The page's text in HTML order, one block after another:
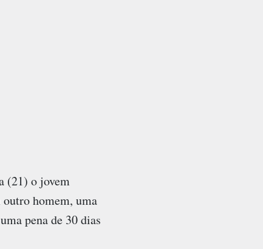
(21) o jovem
outro homem, uma
pena de 30 dias